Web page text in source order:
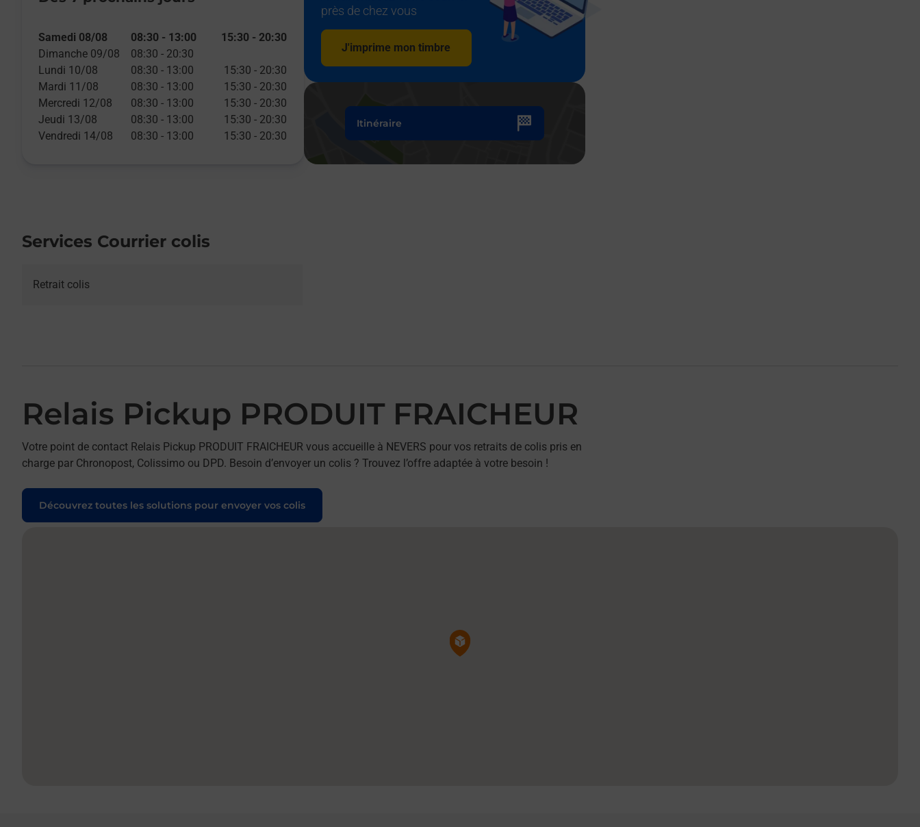
Samedi 08/08 08:30 - 13:00 15:30 - 20:30
Dimanche 09/08
08:30 - 20:30
Lundi 10/08
08:30 - 13:00 15:30 - 20:30
Mardi 11/08
08:30 - 13:00 15:30 - 20:30
Mercredi 12/08
08:30 - 13:00 15:30 - 20:30
Jeudi 13/08
08:30 - 13:00 15:30 - 20:30
Vendredi 14/08
08:30 - 13:00 15:30 - 20:30
près de chez vous
J'imprime mon timbre
Itinéraire
Services Courrier colis
Retrait colis
Relais Pickup PRODUIT FRAICHEUR
Votre point de contact Relais Pickup PRODUIT FRAICHEUR vous accueille à NEVERS pour vos retraits de colis pris en
charge par Chronopost, Colissimo ou DPD. Besoin d’envoyer un colis ? Trouvez l’offre adaptée à votre besoin !
Découvrez toutes les solutions pour envoyer vos colis
Pin de la carte